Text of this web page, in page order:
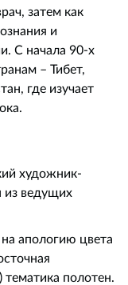
затем как
и
С начала 90-х
– Тибет,
где изучает
художник-
из ведущих
апологию цвета
тематика полотен.